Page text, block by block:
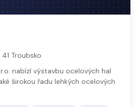
Troubsko
nabízí výstavbu ocelových hal
širokou řadu lehkých ocelových